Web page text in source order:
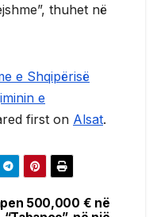
thuhet në
e Shqipërisë
e
first on Alsat.
500,000 € në